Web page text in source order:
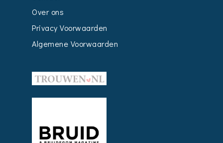
Over ons
Privacy Voorwaarden
Algemene Voorwaarden